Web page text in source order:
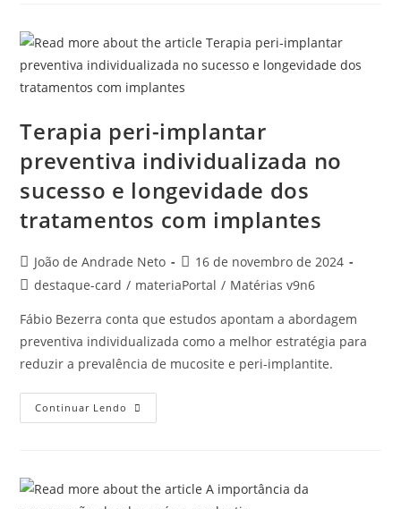
Terapia peri-implantar
preventiva individualizada no
sucesso e longevidade dos
tratamentos com implantes
João de Andrade Neto
16 de novembro de 2024
destaque-card / materiaPortal / Matérias v9n6
Fábio Bezerra conta que estudos apontam a abordagem
preventiva individualizada como a melhor estratégia para
reduzir a prevalência de mucosite e peri-implantite.
Continuar Lendo